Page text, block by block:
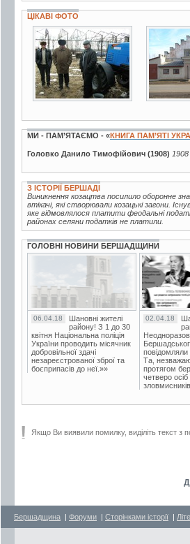
ЦІКАВІ ФОТО
3 фото 6 фото
МИ - ПАМ’ЯТАЄМО - «КНИГА ПАМ’ЯТІ
Головко Данило Тимофійович (1908)
З ІСТОРІЇ БЕРШАДІ
Виникнення козацтва посилило оборонне
втікачі, які створювали козацькі загони.
яке відмовлялося платити феодальні
районах селяни податків не платили.
ГОЛОВНІ НОВИНИ БЕРШАДЩИНИ
06.04.18
Шановні жителі
району! З 1 до 30
квітня Національна поліція
України проводить місячник
добровільної здачі
незареєстрованої зброї та
боєприпасів до неї.»»
02.04.18
повідомляли
Та,
протягом
четверо
Якщо Ви виявили помилку, виділіть текст з
Бершадщина | Форуми | Сторінками історії |